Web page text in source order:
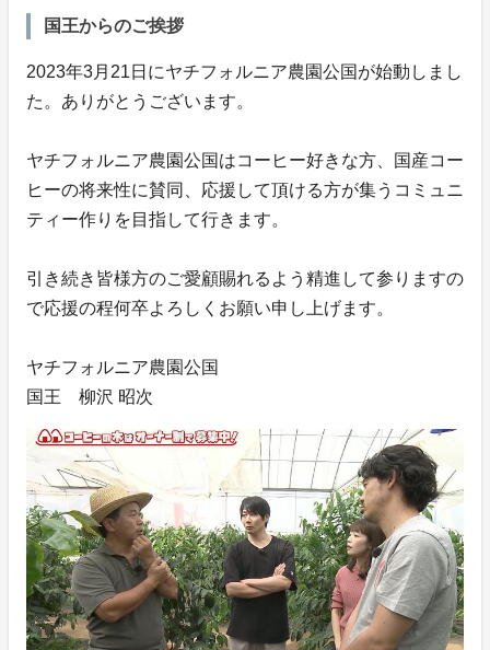
国王からのご挨拶
2023年3月21日にヤチフォルニア農園公国が始動しまし
た。ありがとうございます。
ヤチフォルニア農園公国はコーヒー好きな方、国産コー
ヒーの将来性に賛同、応援して頂ける方が集うコミュニ
ティー作りを目指して行きます。
引き続き皆様方のご愛顧賜れるよう精進して参りますの
で応援の程何卒よろしくお願い申し上げます。
ヤチフォルニア農園公国
国王 柳沢 昭次